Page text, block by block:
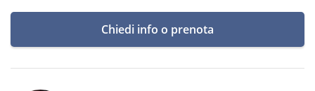
Chiedi info o prenota